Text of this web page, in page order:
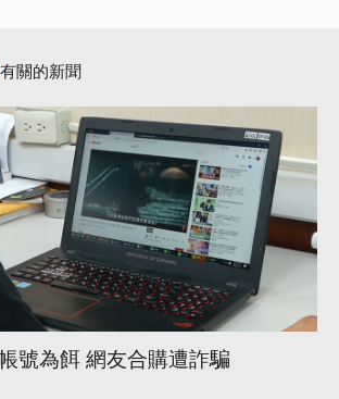
有關的新聞
號為餌 網友合購遭詐騙